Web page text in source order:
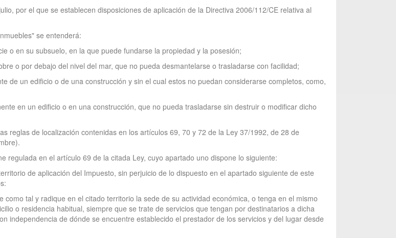
por el que se establecen disposiciones de aplicación de la Directiva 2006/112/CE relativa al
se entenderá:
o en su subsuelo, en la que puede fundarse la propiedad y la posesión;
o por debajo del nivel del mar, que no pueda desmantelarse o trasladarse con facilidad;
de un edificio o de una construcción y sin el cual estos no puedan considerarse completos, como,
en un edificio o en una construcción, que no pueda trasladarse sin destruir o modificar dicho
reglas de localización contenidas en los artículos 69, 70 y 72 de la Ley 37/1992, de 28 de
regulada en el artículo 69 de la citada Ley, cuyo apartado uno dispone lo siguiente:
de aplicación del Impuesto, sin perjuicio de lo dispuesto en el apartado siguiente de este
tal y radique en el citado territorio la sede de su actividad económica, o tenga en el mismo
o residencia habitual, siempre que se trate de servicios que tengan por destinatarios a dicha
independencia de dónde se encuentre establecido el prestador de los servicios y del lugar desde